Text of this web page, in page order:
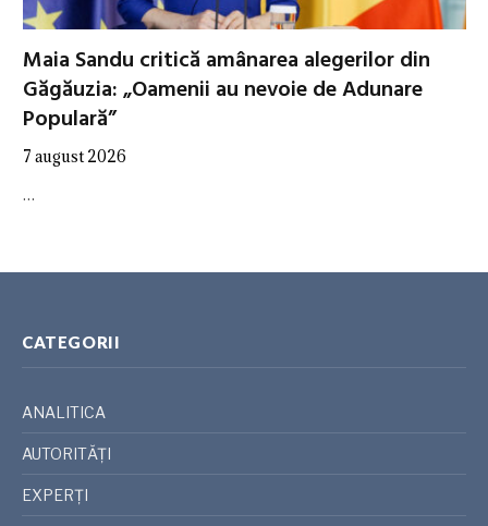
Maia Sandu critică amânarea alegerilor din
Găgăuzia: „Oamenii au nevoie de Adunare
Populară”
7 august 2026
…
CATEGORII
ANALITICA
AUTORITĂȚI
EXPERȚI